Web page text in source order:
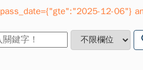
pass_date={"gte":"2025-12-06"}